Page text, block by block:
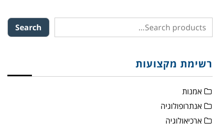
Search
רשימת מקצועות
אמנות
אנתרופולוגיה
ארכיאולוגיה